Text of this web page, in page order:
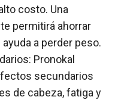
costo. Una
permitirá ahorrar
a perder peso.
Pronokal
secundarios
de cabeza, fatiga y